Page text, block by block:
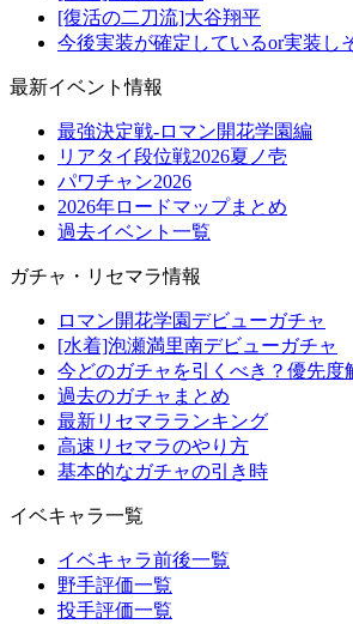
[復活の二刀流]大谷翔平
今後実装が確定しているor実装し
最新イベント情報
最強決定戦-ロマン開花学園編
リアタイ段位戦2026夏ノ壱
パワチャン2026
2026年ロードマップまとめ
過去イベント一覧
ガチャ・リセマラ情報
ロマン開花学園デビューガチャ
[水着]泡瀬満里南デビューガチャ
今どのガチャを引くべき？優先度
過去のガチャまとめ
最新リセマラランキング
高速リセマラのやり方
基本的なガチャの引き時
イベキャラ一覧
イベキャラ前後一覧
野手評価一覧
投手評価一覧